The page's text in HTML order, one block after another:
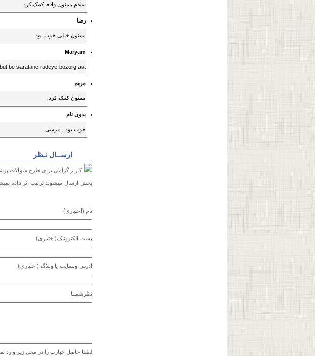
سلام ممنون واقعا کمک کرد
رضا
ممنون خیلی خوب بود
Maryam
be saratane rudeye bozorg ast?
مریم
ممنون کمک کرد.
بدون نام
خوب بود...مرسی
ارســال نـظر
کاربر گرامی برای طرح سوالات
بخش ارسال میشوند ترتیب اثر داده
نام (اختیاری)
پست الکترونیک(اختیاری)
آدرس وبسایت یا وبلاگ (اختیاری)
نظرشمــا
لطفا حاصل عبارت را در محل زیر وارد